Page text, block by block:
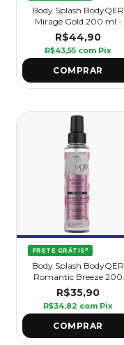
Body Splash BodyQER
Mirage Gold 200 ml -
Griffus
R$44,90
R$43,55 com Pix
FRETE GRÁTIS*
Body Splash BodyQER
Romantic Breeze 200
ml - Griffus
R$35,90
R$34,82 com Pix